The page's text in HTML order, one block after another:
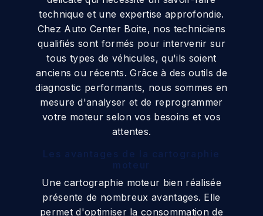
technique et une expertise approfondie.
Chez Auto Center Boite, nos techniciens
qualifiés sont formés pour intervenir sur
tous types de véhicules, qu'ils soient
anciens ou récents. Grâce à des outils de
diagnostic performants, nous sommes en
mesure d'analyser et de reprogrammer
votre moteur selon vos besoins et vos
attentes.
Les avantages de la cartographie
moteur
Une cartographie moteur bien réalisée
présente de nombreux avantages. Elle
permet d'optimiser la consommation de